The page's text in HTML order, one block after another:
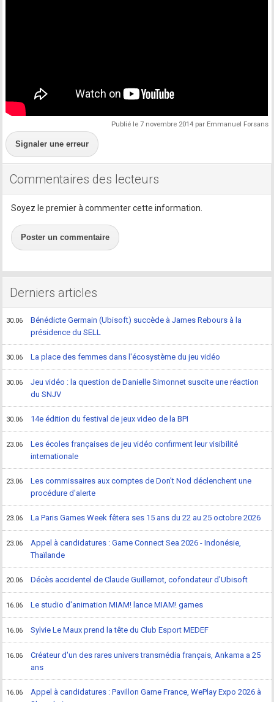
Publié le 7 novembre 2014 par Emmanuel Forsans
Signaler une erreur
Commentaires des lecteurs
Soyez le premier à commenter cette information.
Poster un commentaire
Derniers articles
30.06
Bénédicte Germain (Ubisoft) succède à James Rebours à la
présidence du SELL
30.06 La place des femmes dans l'écosystème du jeu vidéo
30.06
Jeu vidéo : la question de Danielle Simonnet suscite une réaction
du SNJV
30.06 14e édition du festival de jeux video de la BPI
23.06
Les écoles françaises de jeu vidéo confirment leur visibilité
internationale
23.06
Les commissaires aux comptes de Don't Nod déclenchent une
procédure d'alerte
23.06 La Paris Games Week fêtera ses 15 ans du 22 au 25 octobre 2026
23.06
Appel à candidatures : Game Connect Sea 2026 - Indonésie,
Thaïlande
20.06 Décès accidentel de Claude Guillemot, cofondateur d'Ubisoft
16.06 Le studio d'animation MIAM! lance MIAM! games
16.06 Sylvie Le Maux prend la tête du Club Esport MEDEF
16.06
Créateur d'un des rares univers transmédia français, Ankama a 25
ans
16.06
Appel à candidatures : Pavillon Game France, WePlay Expo 2026 à